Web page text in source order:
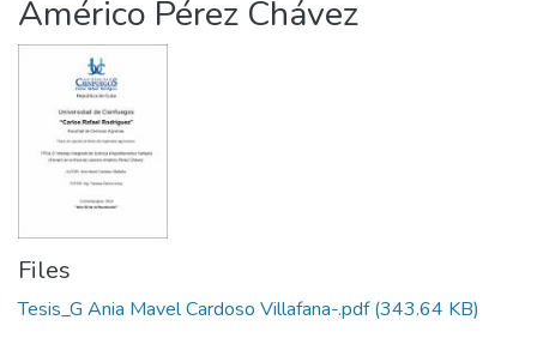
Américo Pérez Chávez
Files
Tesis_G Ania Mavel Cardoso Villafana-.pdf(343.64 KB)